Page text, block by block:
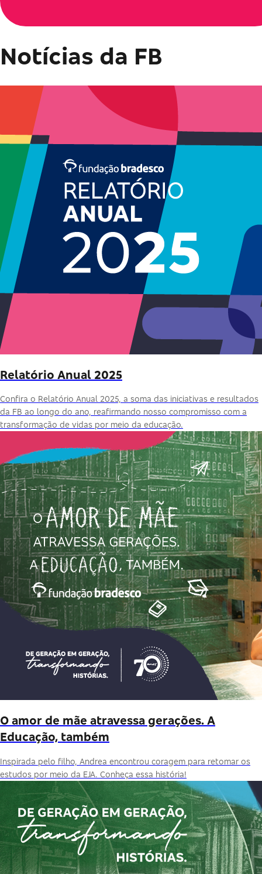
Notícias da FB
Relatório Anual 2025
Confira o Relatório Anual 2025, a soma das iniciativas e resultados
da FB ao longo do ano, reafirmando nosso compromisso com a
transformação de vidas por meio da educação.
O amor de mãe atravessa gerações. A
Educação, também
Inspirada pelo filho, Andrea encontrou coragem para retomar os
estudos por meio da EJA. Conheça essa história!